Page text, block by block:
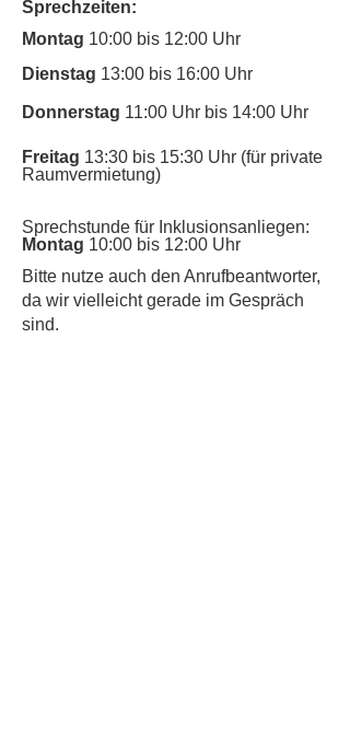
Sprechzeiten:
Montag 10:00 bis 12:00 Uhr
Dienstag 13:00 bis 16:00 Uhr
Donnerstag 11:00 Uhr bis 14:00 Uhr
Freitag 13:30 bis 15:30 Uhr (für private
Raumvermietung)
Sprechstunde für Inklusionsanliegen:
Montag 10:00 bis 12:00 Uhr
​Bitte nutze auch den Anrufbeantworter,
da wir vielleicht gerade im Gespräch
sind.